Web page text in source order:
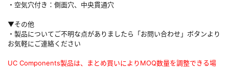
・空気穴付き：側面穴、中央貫通穴
▼その他
・製品についてご不明な点がありましたら「お問い合わせ」ボタンより
お気軽にご連絡ください
UC Components製品は、まとめ買いによりMOQ数量を調整できる場